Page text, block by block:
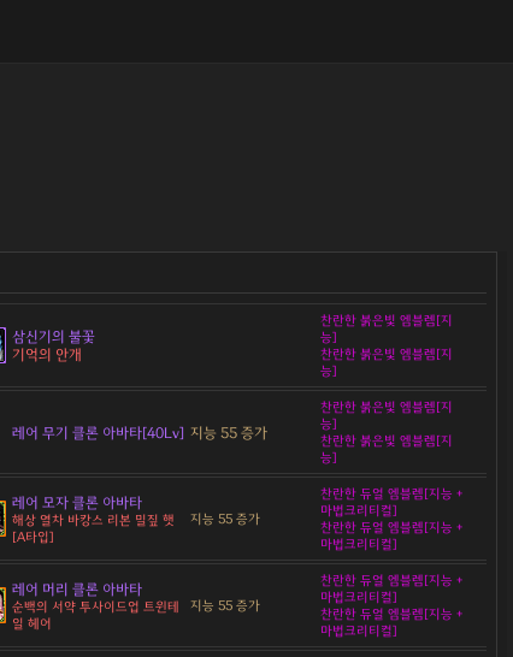
삼신기의 불꽃
기억의 안개
찬란한 붉은빛 엠블렘[지
능]
찬란한 붉은빛 엠블렘[지
능]
레어 무기 클론 아바타[40Lv] 지능 55 증가
찬란한 붉은빛 엠블렘[지
능]
찬란한 붉은빛 엠블렘[지
능]
레어 모자 클론 아바타
해상 열차 바캉스 리본 밀짚 햇
[A타입]
지능 55 증가
찬란한 듀얼 엠블렘[지능 +
마법크리티컬]
찬란한 듀얼 엠블렘[지능 +
마법크리티컬]
레어 머리 클론 아바타
순백의 서약 투사이드업 트윈테
일 헤어
지능 55 증가
찬란한 듀얼 엠블렘[지능 +
마법크리티컬]
찬란한 듀얼 엠블렘[지능 +
마법크리티컬]